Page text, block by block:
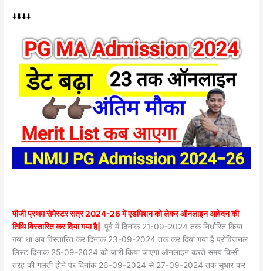
⬇️⬇️⬇️⬇️
पीजी प्रथम सेमेस्टर सत्र 2024-26 में एडमिशन को लेकर ऑनलाइन आवेदन की
तिथि विस्तारित कर दिया गया है|
पूर्व में दिनांक 21-09-2024 तक निर्धारित किया
गया था अब विस्तारित कर दिनांक 23-09-2024 तक कर दिया गया है प्रोविजनल
लिस्ट दिनांक 25-09-2024 को जारी किया जाएगा ऑनलाइन करते समय किसी
तरह की गलती होने पर दिनांक 26-09-2024 से 27-09-2024 तक सुधार कर